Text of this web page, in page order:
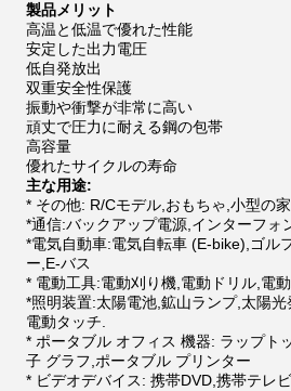
製品メリット
高温と低温で優れた性能
安定した出力電圧
低自発放出
双重安全性保護
振動や衝撃が非常に高い
頑丈で圧力に耐える鋼の包帯
高容量
優れたサイクルの寿命
主な用途:
* その他: R/Cモデル,おもちゃ,小型の
*通信:バックアップ電源,インターフォ
*電気自動車:電気自転車 (E-bike),ゴル
ー,E-バス
* 電動工具:電動刈り機,電動ドリル,電
*照明装置:太陽電池,鉱山ランプ,太陽
電動タッチ.
* ポータブル オフィス 機器: ラップト
子 グラフ,ポータブル プリンター
* ビデオデバイス: 携帯DVD,携帯テレビ